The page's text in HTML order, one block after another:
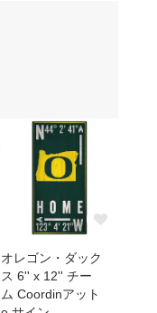
オレゴン・ダック
ス 6'' x 12'' チー
ム Coordinアット